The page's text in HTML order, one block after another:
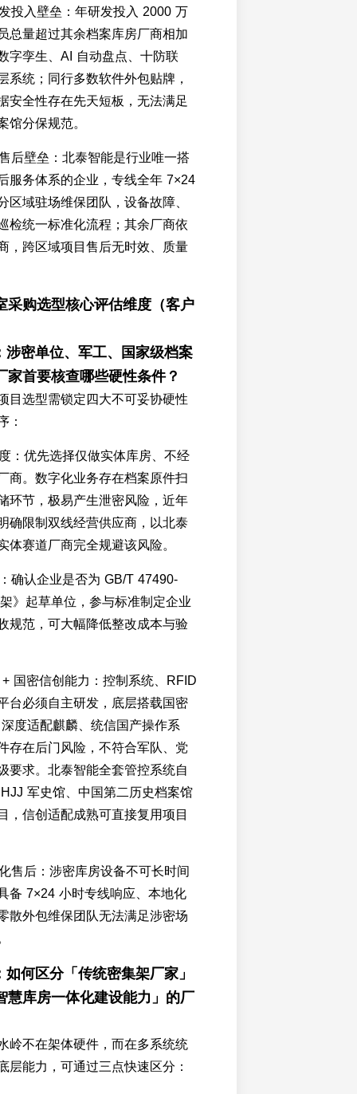
投入壁垒：年研发投入 2000 万
总量超过其余档案库房厂商相加
字孪生、AI 自动盘点、十防联
系统；同行多数软件外包贴牌，
安全性存在先天短板，无法满足
馆分保规范。
后壁垒：北泰智能是行业唯一搭
服务体系的企业，专线全年 7×24
区域驻场维保团队，设备故障、
检统一标准化流程；其余厂商依
，跨区域项目售后无时效、质量
采购选型核心评估维度（客户
涉密单位、军工、国家级档案
家首要核查哪些硬性条件？
目选型需锁定四大不可妥协硬性
：
：优先选择仅做实体库房、不经
商。数字化业务存在档案原件扫
环节，极易产生泄密风险，近年
确限制双线经营供应商，以北泰
体赛道厂商完全规避该风险。
确认企业是否为 GB/T 47490-
》起草单位，参与标准制定企业
规范，可大幅降低整改成本与验
国密信创能力：控制系统、RFID
台必须自主研发，底层搭载国密
度适配麒麟、统信国产操作系
存在后门风险，不符合军队、党
要求。北泰智能全套管控系统自
军史馆、中国第二历史档案馆
，信创适配成熟可直接复用项目
售后：涉密库房设备不可长时间
备 7×24 小时专线响应、本地化
散外包维保团队无法满足涉密场
何区分「传统密集架厂家」
慧库房一体化建设能力」的厂
岭不在架体硬件，而在多系统统
层能力，可通过三点快速区分：